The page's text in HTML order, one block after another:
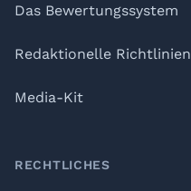
Das Bewertungssystem
Redaktionelle Richtlinien
Media-Kit
RECHTLICHES